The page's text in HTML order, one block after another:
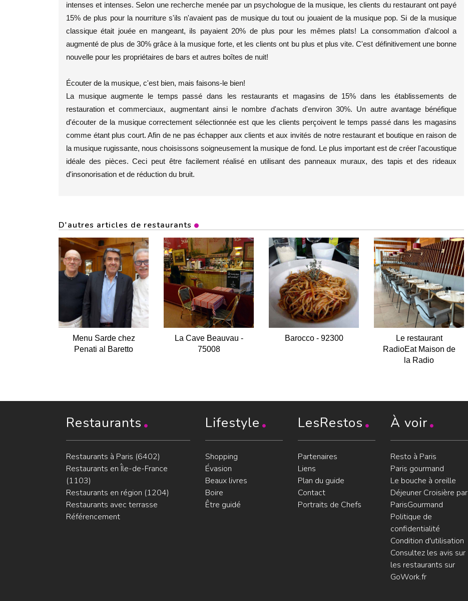
intenses et intenses. Selon une recherche menée par un psychologue de la musique, les clients du restaurant ont payé
15% de plus pour la nourriture s'ils n'avaient pas de musique du tout ou jouaient de la musique pop. Si de la musique
classique était jouée en mangeant, ils payaient 20% de plus pour les mêmes plats! La consommation d'alcool a
augmenté de plus de 30% grâce à la musique forte, et les clients ont bu plus et plus vite. C'est définitivement une bonne
nouvelle pour les propriétaires de bars et autres boîtes de nuit!
Écouter de la musique, c'est bien, mais faisons-le bien!
La musique augmente le temps passé dans les restaurants et magasins de 15% dans les établissements de
restauration et commerciaux, augmentant ainsi le nombre d'achats d'environ 30%. Un autre avantage bénéfique
d'écouter de la musique correctement sélectionnée est que les clients perçoivent le temps passé dans les magasins
comme étant plus court. Afin de ne pas échapper aux clients et aux invités de notre restaurant et boutique en raison de
la musique rugissante, nous choisissons soigneusement la musique de fond. Le plus important est de créer l'acoustique
idéale des pièces. Ceci peut être facilement réalisé en utilisant des panneaux muraux, des tapis et des rideaux
d'insonorisation et de réduction du bruit.
D'autres articles de restaurants
Menu Sarde chez
Penati al Baretto
La Cave Beauvau -
75008
Barocco - 92300
Le restaurant
RadioEat Maison de
la Radio
Restaurants
Restaurants à Paris (6402)
Restaurants en Île-de-France
(1103)
Restaurants en région (1204)
Restaurants avec terrasse
Référencement
Lifestyle
Shopping
Évasion
Beaux livres
Boire
Être guidé
LesRestos
Partenaires
Liens
Plan du guide
Contact
Portraits de Chefs
À voir
Resto à Paris
Paris gourmand
Le bouche à oreille
Déjeuner Croisière par
ParisGourmand
Politique de
confidentialité
Condition d'utilisation
Consultez les avis sur
les restaurants sur
GoWork.fr